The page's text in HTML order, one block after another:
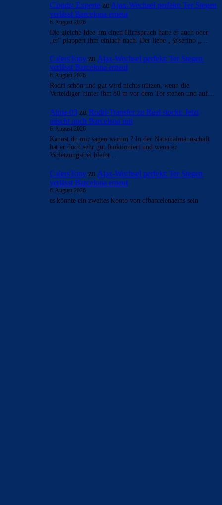
Clouds: Experte zu Ajax-Wechsel perfekt: Ter Stegen
verlässt Barcelona erneut
6. August 2026
Die gleiche Idee um einen Hirnspruch hatte er auch oder
„er“ plappert ihm einfach nach. Der liebe „ @serino „…
CulersTony zuAjax-Wechsel perfekt: Ter Stegen
verlässt Barcelona erneut
6. August 2026
Rodri schön und gut wird nichts nützen, wenn die
Verteidiger hinter ihm 80 m vor dem Tor stehen und auf…
Alma-03 zu Rodri-Transfer zu Real stockt: Jetzt
mischt auch Barcelona mit
6. August 2026
Kannst du mir sagen warum ? In der Nationalmannschaft
hat er doch sehr gut funktioniert und wenn er
Verletzungsfrei bleibt…
CulersTony zu Ajax-Wechsel perfekt: Ter Stegen
verlässt Barcelona erneut
6. August 2026
es könnte ein zweites Konto von cfbarcelonaeins sein